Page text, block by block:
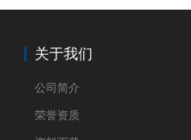
关于我们
公司简介
荣誉资质